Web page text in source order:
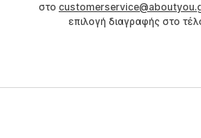
στο
επιλογή διαγραφής στο